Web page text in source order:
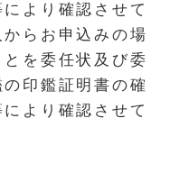
より確認させて
らお申込みの場
を委任状及び委
印鑑証明書の確
より確認させて